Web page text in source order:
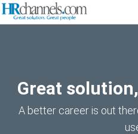
Great
A better career is out